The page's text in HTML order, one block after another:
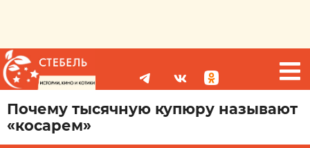
Почему тысячную купюру называют
«косарем»